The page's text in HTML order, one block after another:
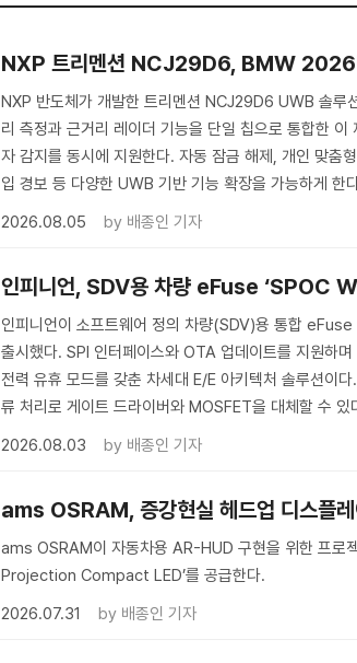
NXP 트리멘션 NCJ29D6, BMW 2026
NXP 반도체가 개발한 트리멘션 NCJ29D6 UWB 솔루
리 측정과 근거리 레이더 기능을 단일 칩으로 통합한
자 감지를 동시에 지원한다. 자동 잠금 해제, 개인 맞춤
입 경보 등 다양한 UWB 기반 기능 확장을 가능하게 한
2026.08.05
by 배종인 기자
인피니언, SDV용 차량 eFuse ‘SPOC
인피니언이 소프트웨어 정의 차량(SDV)용 통합
출시했다. SPI 인터페이스와 OTA 업데이트를 지원하
전력 유휴 모드를 갖춘 차세대 E/E 아키텍처 솔루션이
류 처리로 게이트 드라이버와 MOSFET을 대체할 수 있
2026.08.03
by 배종인 기자
ams OSRAM, 증강현실 헤드업 디스플
ams OSRAM이 자동차용 AR-HUD 구현을 위한 프로
Projection Compact LED’를 공급한다.
2026.07.31
by 배종인 기자